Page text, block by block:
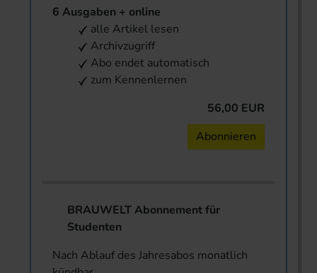
6 Ausgaben + online
alle Artikel lesen
Archivzugriff
Abo endet automatisch
zum Kennenlernen
56,00 EUR
Abonnieren
BRAUWELT Abonnement für
Studenten
Nach Ablauf des Jahresabos monatlich